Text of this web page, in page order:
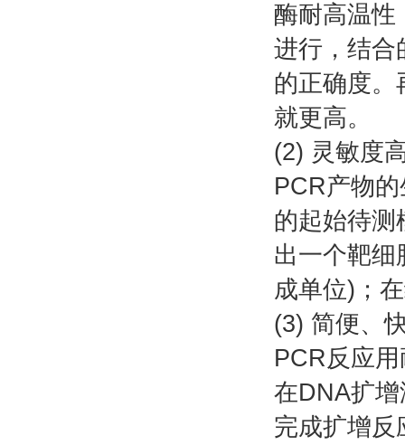
酶耐高温性
进行，结合
的正确度。
就更高。
(2) 灵敏度
PCR产物
的起始待测
出一个靶细
成单位)；
(3) 简便、
PCR反应
在DNA扩
完成扩增反